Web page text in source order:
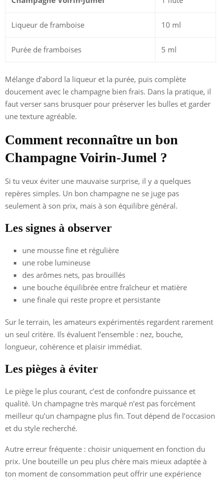
Liqueur de framboise 10 ml
Purée de framboises 5 ml
Mélange d’abord la liqueur et la purée, puis complète
doucement avec le champagne bien frais. Dans la pratique, il
faut verser sans brusquer pour préserver les bulles et garder
une texture agréable.
Comment reconnaître un bon
Champagne Voirin-Jumel ?
Si tu veux éviter une mauvaise surprise, il y a quelques
repères simples. Un bon champagne ne se juge pas
seulement à son prix, mais à son équilibre général.
Les signes à observer
une mousse fine et régulière
une robe lumineuse
des arômes nets, pas brouillés
une bouche équilibrée entre fraîcheur et matière
une finale qui reste propre et persistante
Sur le terrain, les amateurs expérimentés regardent rarement
un seul critère. Ils évaluent l’ensemble : nez, bouche,
longueur, cohérence et plaisir immédiat.
Les pièges à éviter
Le piège le plus courant, c’est de confondre puissance et
qualité. Un champagne très marqué n’est pas forcément
meilleur qu’un champagne plus fin. Tout dépend de l’occasion
et du style recherché.
Autre erreur fréquente : choisir uniquement en fonction du
prix. Une bouteille un peu plus chère mais mieux adaptée à
ton moment de consommation peut offrir une expérience